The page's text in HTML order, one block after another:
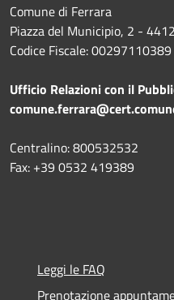
Comune di Ferrara
Piazza del Municipio, 2 -
Codice Fiscale: 00297110389
Ufficio Relazioni con il
Centralino: 800532532
Fax: +39 0532 419389
Leggi le FAQ
Prenotazione